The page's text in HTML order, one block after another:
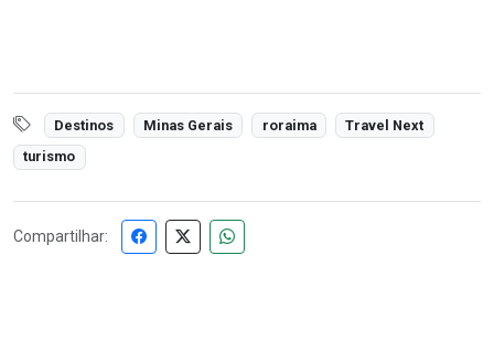
Destinos Minas Gerais roraima
Travel Next
turismo
Compartilhar: